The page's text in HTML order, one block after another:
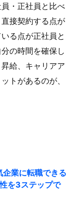
・正社員と比べ
接契約する点が
る点が正社員と
の時間を確保し
給、キャリアア
トがあるのが、
業に転職できる
を3ステップで